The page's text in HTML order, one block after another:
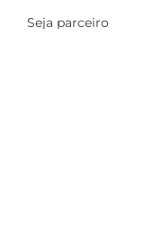
Seja parceiro